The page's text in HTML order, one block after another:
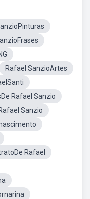
Rafael SanzioArtes
Rafael Sanzio
Sanzio
Rafael